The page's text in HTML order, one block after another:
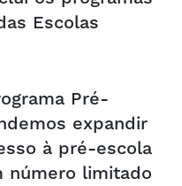
Escolas
Pré-
expandir
à pré-escola
número limitado